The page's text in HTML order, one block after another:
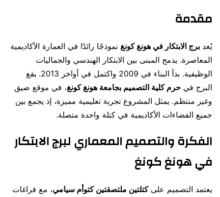
مقدمة
يُعد برج الابتكار في هونغ كونغ نموذجًا رائدًا في العمارة الأكاديمية
المعاصرة. يدمج المبنى بين الابتكار الهندسي والجماليات
الوظيفية. بدأ البناء في 2009 واكتمل في أواخر 2013. يقع
البرج في حرم كلية التصميم بجامعة هونغ كونغ، في موقع ضيق
وغير منتظم. يمثل المشروع تجربة تعليمية مميزة، إذ يجمع بين
جميع الفضاءات الأكاديمية في كتلة واحدة متصلة.
الفكرة والتصميم المعماري لبرج الابتكار
في هونغ كونغ
يعتمد التصميم علىكتلتين ملتصقتين كتوأم سيامي، مع فراغات